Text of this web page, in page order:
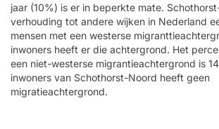
jaar (10%) is er in beperkte mate.
verhouding tot andere wijken in Nederland
mensen met een westerse
inwoners heeft er die achtergrond. Het
een niet-westerse migrantieachtergrond is
inwoners van Schothorst-Noord heeft geen
migratieachtergrond.